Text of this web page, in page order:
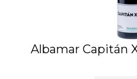
Albamar Capitán